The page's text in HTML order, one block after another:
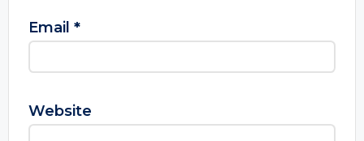
Email *
Website